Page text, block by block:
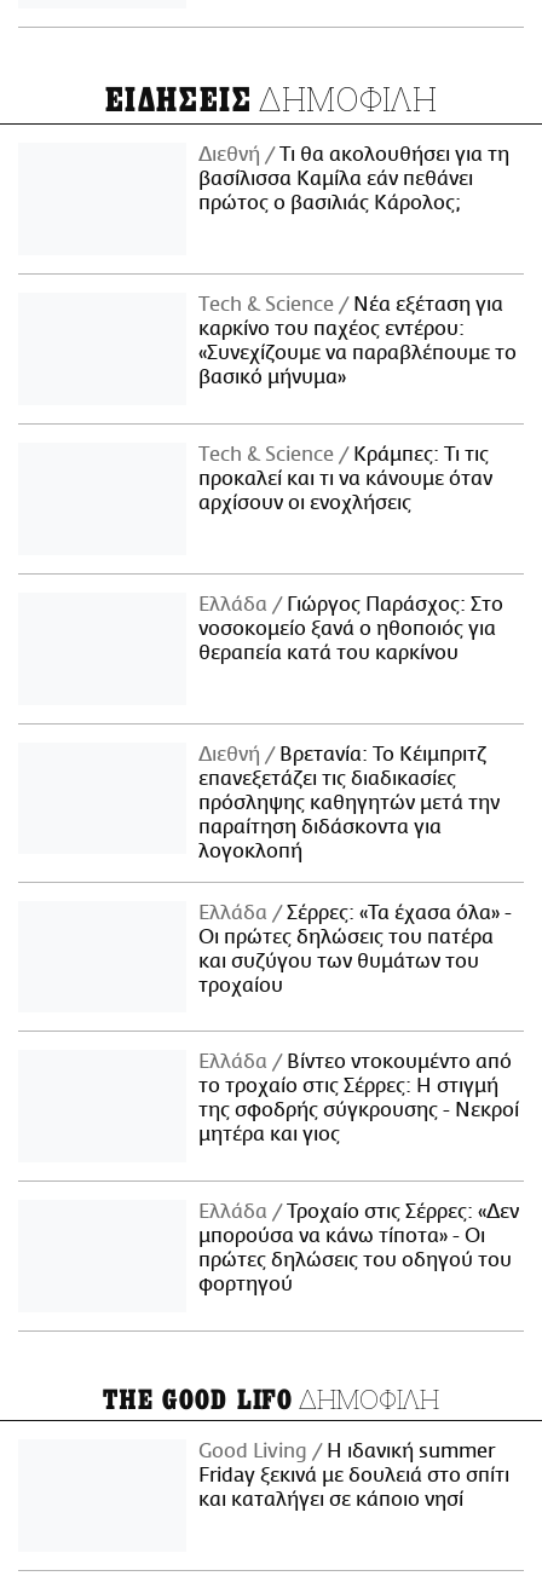
ΕΙΔΗΣΕΙΣ ΔΗΜΟΦΙΛΗ
Διεθνή
Τι θα ακολουθήσει για τη
βασίλισσα Καμίλα εάν πεθάνει
πρώτος ο βασιλιάς Κάρολος;
Τech & Science
Νέα εξέταση για
καρκίνο του παχέος εντέρου:
«Συνεχίζουμε να παραβλέπουμε το
βασικό μήνυμα»
Τech & Science
Κράμπες: Τι τις
προκαλεί και τι να κάνουμε όταν
αρχίσουν οι ενοχλήσεις
Ελλάδα
Γιώργος Παράσχος: Στο
νοσοκομείο ξανά ο ηθοποιός για
θεραπεία κατά του καρκίνου
Διεθνή
Βρετανία: Το Κέιμπριτζ
επανεξετάζει τις διαδικασίες
πρόσληψης καθηγητών μετά την
παραίτηση διδάσκοντα για
λογοκλοπή
Ελλάδα
Σέρρες: «Τα έχασα όλα» -
Οι πρώτες δηλώσεις του πατέρα
και συζύγου των θυμάτων του
τροχαίου
Ελλάδα
Βίντεο ντοκουμέντο από
το τροχαίο στις Σέρρες: Η στιγμή
της σφοδρής σύγκρουσης - Νεκροί
μητέρα και γιος
Ελλάδα
Τροχαίο στις Σέρρες: «Δεν
μπορούσα να κάνω τίποτα» - Οι
πρώτες δηλώσεις του οδηγού του
φορτηγού
THE GOOD LIFO ΔΗΜΟΦΙΛΗ
Good Living
Η ιδανική summer
Friday ξεκινά με δουλειά στο σπίτι
και καταλήγει σε κάποιο νησί